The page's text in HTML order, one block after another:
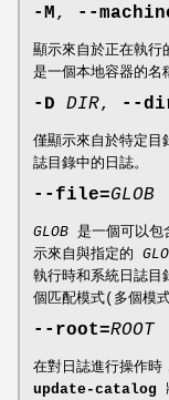
-M, --
顯示來自於正在執
是一個本地容器的名
-D DIR, --
僅顯示來自於特定目
誌目錄中的日誌。
--file=GLOB
GLOB 是一個可以
示來自與指定的
執行時和系統日誌
個匹配模式(多個模
--root=ROOT
在對日誌進行操作
update-catalog